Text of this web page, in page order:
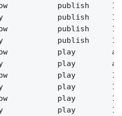
publish
publish
publish
publish
play
play
play
play
play
play